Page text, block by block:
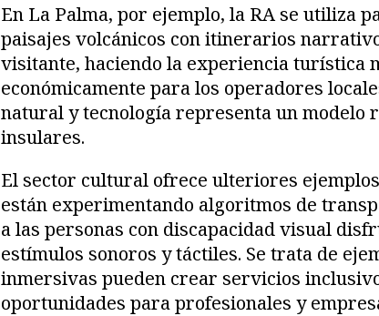
En La Palma, por ejemplo, la RA se utiliza
paisajes volcánicos con itinerarios
visitante, haciendo la experiencia turística
económicamente para los operadores
natural y tecnología representa un modelo
insulares.
El sector cultural ofrece ulteriores
están experimentando algoritmos de
a las personas con discapacidad visual
estímulos sonoros y táctiles. Se trata de
inmersivas pueden crear servicios
oportunidades para profesionales y